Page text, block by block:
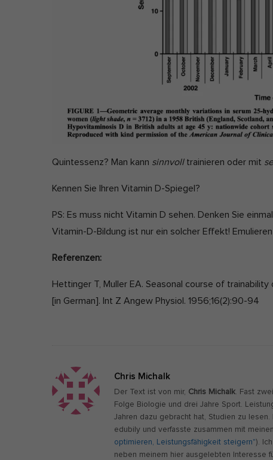
Quintessenz? Man kann sinnvolltrainieren oder mit
Kennen Sie Ihren Vitamin D-Spiegel?
PS: Es muss nicht Vitamin D sehen. Denken Sie
Vitamin-D-Bildung ist nur ein solcher Effekt!
Referenzen:
Hettinger T, Muller EA. Seasonal course of trainability
[in German]. Int Z Angew Physiol. 1956;16(2):90-94
Chris Michalk
Der Text ist von mir, Chris Michalk. Fast
Folge Biologie und drei Jahre Sport.
Jahren dazu gebracht hat, Studien zu
edubily und verfasste zusammen mit
optimieren, Leistungsfähigkeit steigern").
neben meinem hier ausgelebten Interesse